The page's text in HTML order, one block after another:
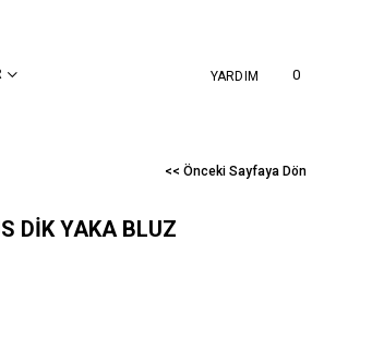
YARDIM 0
<< Önceki Sayfaya Dön
DIK YAKA BLUZ